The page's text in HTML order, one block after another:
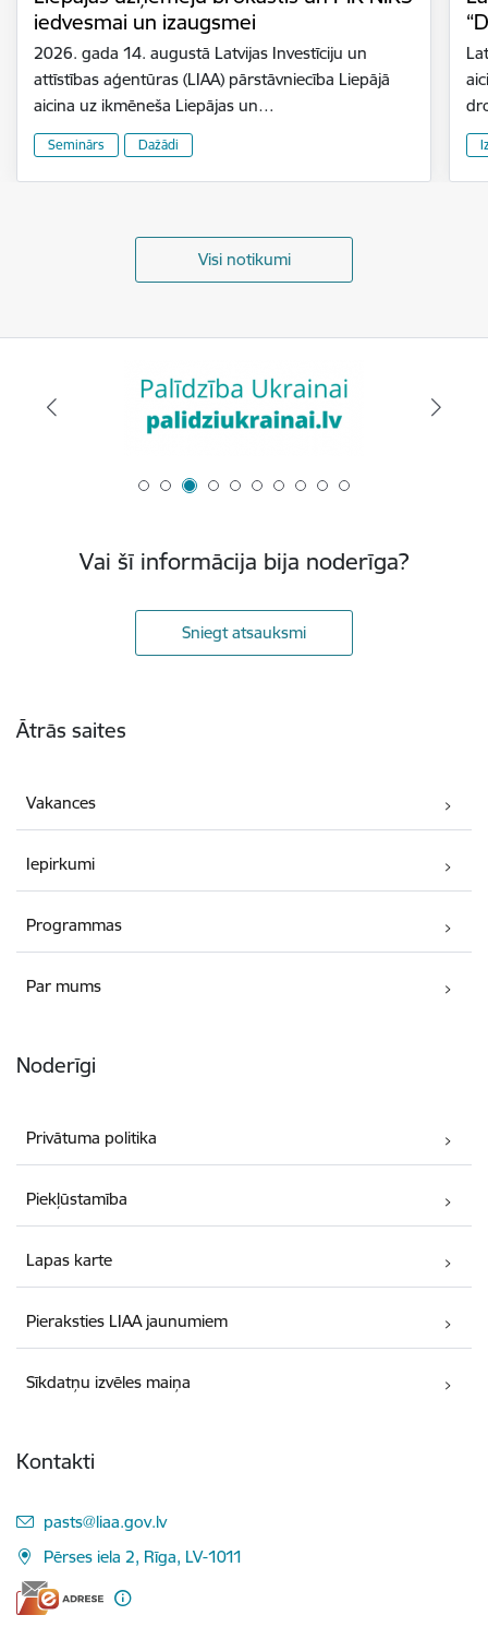
iedvesmai un izaugsmei
2026. gada 14. augustā Latvijas Investīciju un
attīstības aģentūras (LIAA) pārstāvniecība Liepājā
aicina uz ikmēneša Liepājas un…
Seminārs Dažādi
Visi notikumi
Vai šī informācija bija noderīga?
Sniegt atsauksmi
Ātrās saites
Vakances
Iepirkumi
Programmas
Par mums
Noderīgi
Privātuma politika
Piekļūstamība
Lapas karte
Pieraksties LIAA jaunumiem
Sīkdatņu izvēles maiņa
Kontakti
E-pasts:
pasts@liaa.gov.lv
Pērses iela 2, Rīga, LV-1011